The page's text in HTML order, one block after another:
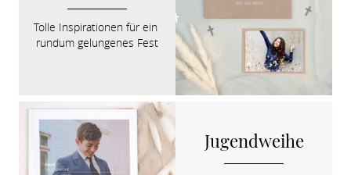
Tolle Inspirationen für ein
rundum gelungenes Fest
Jugendweihe